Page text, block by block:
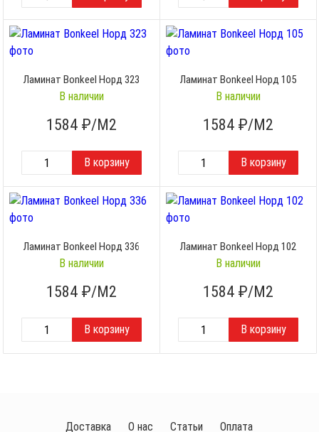
Ламинат Bonkeel Норд 323
В наличии
1584 ₽/М2
Ламинат Bonkeel Норд 105
В наличии
1584 ₽/М2
Ламинат Bonkeel Норд 336
В наличии
1584 ₽/М2
Ламинат Bonkeel Норд 102
В наличии
1584 ₽/М2
Доставка О нас Статьи Оплата